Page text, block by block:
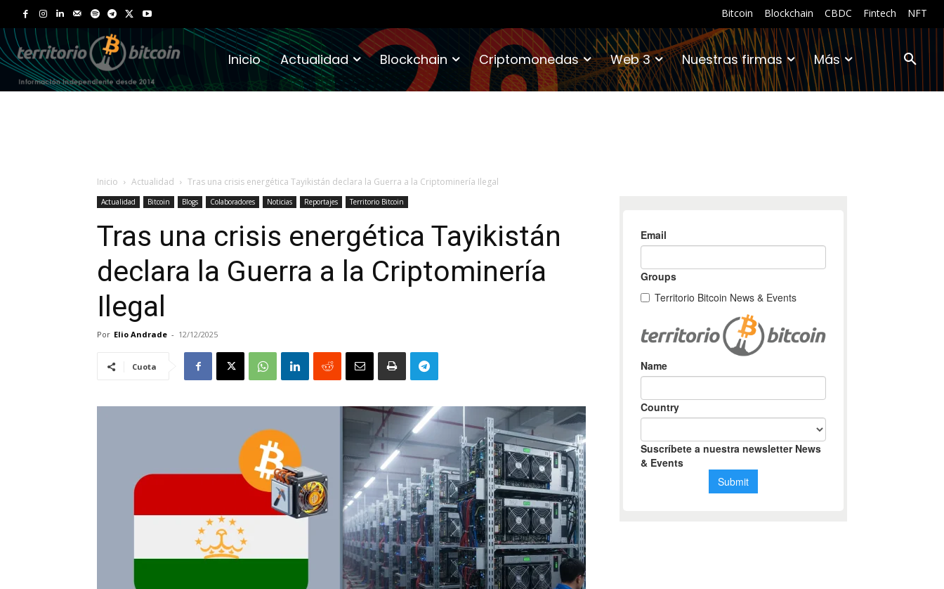
Bitcoin Blockchain CBDC Fintech NFT
Inicio Actualidad Blockchain Criptomonedas Web 3 Nuestras firmas Más
Inicio Actualidad Tras una crisis energética Tayikistán declara la Guerra a la Criptominería Ilegal
Actualidad Bitcoin Blogs Colaboradores Noticias Reportajes Territorio Bitcoin
Tras una crisis energética Tayikistán
declara la Guerra a la Criptominería
Ilegal
Por Elio Andrade - 12/12/2025
Cuota